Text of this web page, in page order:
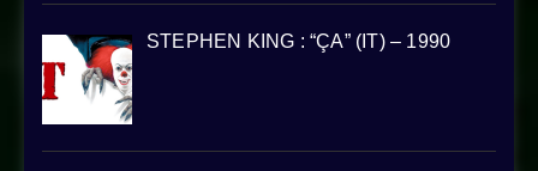
STEPHEN KING : “ÇA” (IT) – 1990